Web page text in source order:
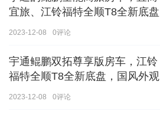
宜旅、江铃福特全顺T8全新底盘
2023-12-08 0评论
宇通鲲鹏双拓尊享版房车，江铃
福特全顺T8全新底盘，国风外观
2023-12-08 0评论